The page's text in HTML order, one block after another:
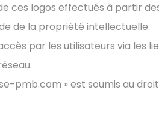
logos effectués à partir
de la propriété intellectuelle.
par les utilisateurs via les
pmb.com » est soumis au